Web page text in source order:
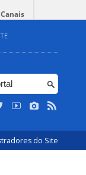
Canais
do Site